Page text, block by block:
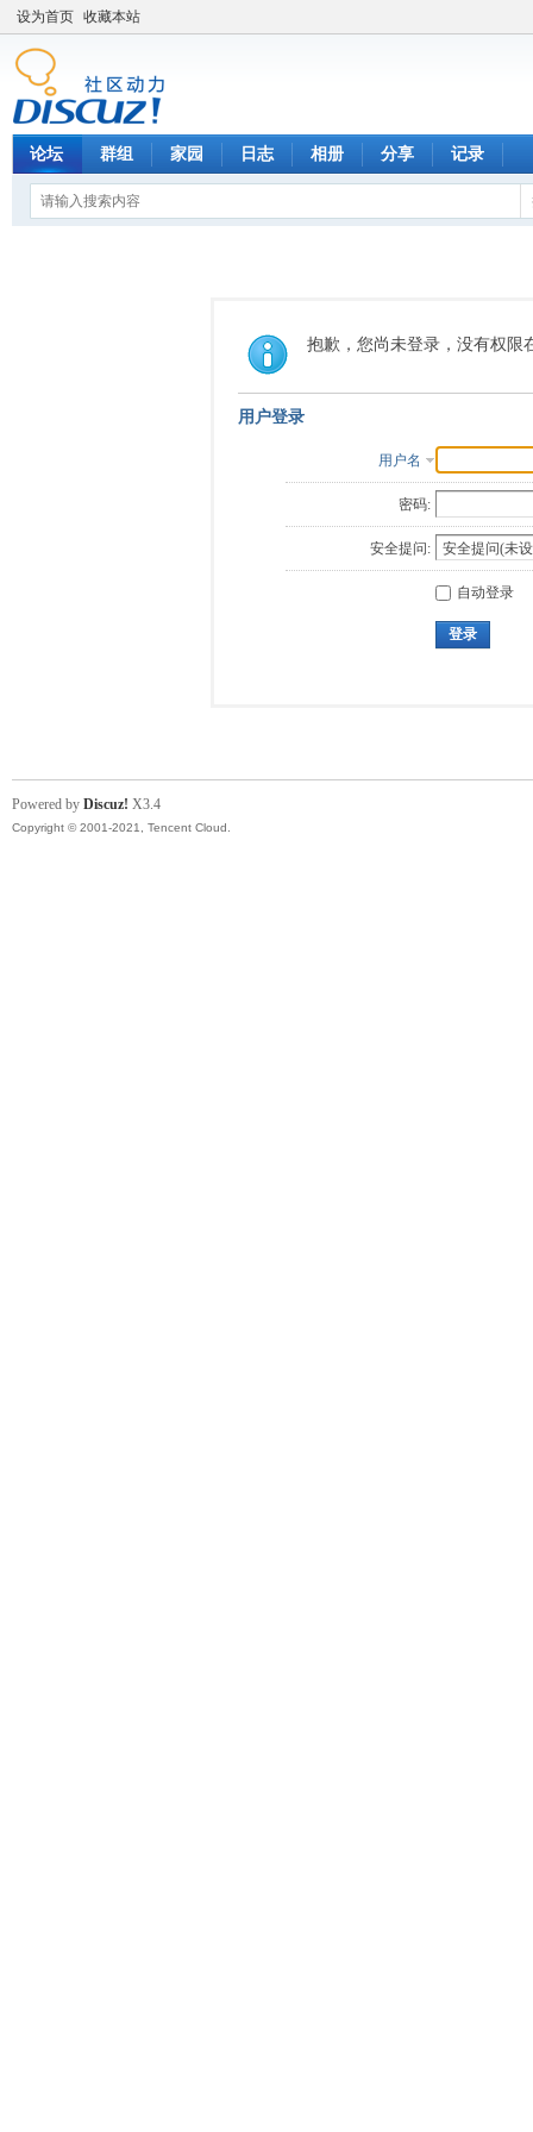
设为首页 收藏本站
论坛 群组 家园 日志 相册 分享 记录
抱歉，您尚未登录，没有权限
用户登录
用户名
密码:
安全提问:
自动登录
登录
Powered by Discuz! X3.4
Copyright © 2001-2021, Tencent Cloud.